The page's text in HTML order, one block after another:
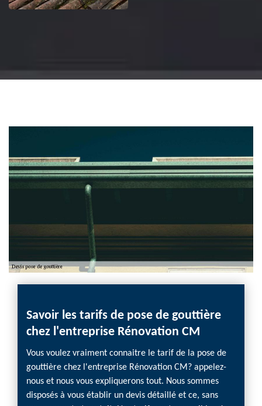
Savoir les tarifs de pose de gouttière
chez l'entreprise Rénovation CM
Vous voulez vraiment connaitre le tarif de la pose de
gouttière chez l'entreprise Rénovation CM? appelez-
nous et nous vous expliquerons tout. Nous sommes
disposés à vous établir un devis détaillé et ce, sans